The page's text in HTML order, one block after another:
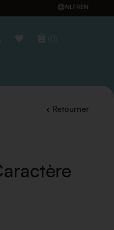
NLFREN
(0)
Retourner